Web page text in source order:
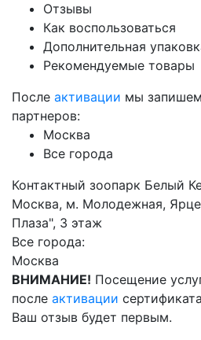
Отзывы
Как воспользоваться
Дополнительная
Рекомендуемые товары
После активации мы
партнеров:
Москва
Все города
Контактный зоопарк Белый
Москва, м. Молодежная,
Плаза", 3 этаж
Все города:
Москва
ВНИМАНИЕ! Посещение
после активации сертификата
Ваш отзыв будет первым.